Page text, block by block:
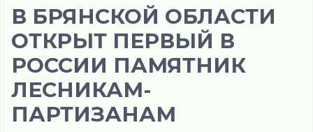
В БРЯНСКОЙ ОБЛАСТИ
ОТКРЫТ ПЕРВЫЙ В
РОССИИ ПАМЯТНИК
ЛЕСНИКАМ-
ПАРТИЗАНАМ